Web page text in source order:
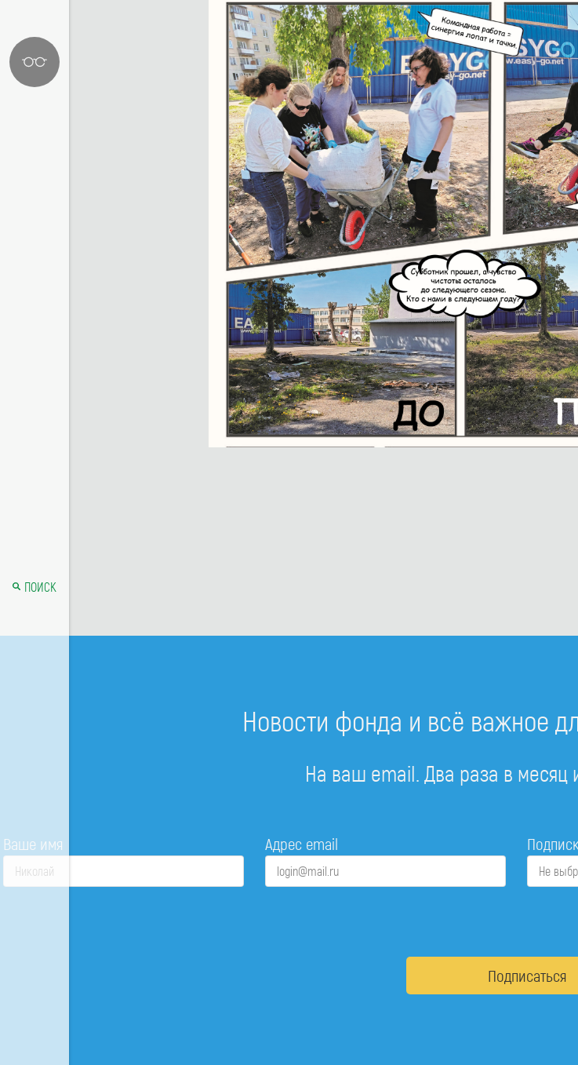
Новости фонда и всё важное
На ваш email. Два раза в месяц
Ваше имя Адрес email
Не
Подписаться
ПОИСК